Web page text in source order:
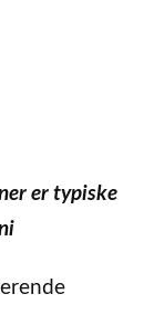
er typiske